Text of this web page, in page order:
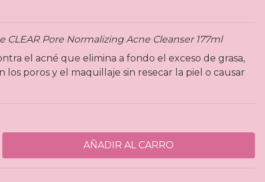
CLEAR Pore Normalizing Acne Cleanser 177ml
el acné que elimina a fondo el exceso de grasa,
poros y el maquillaje sin resecar la piel o causar